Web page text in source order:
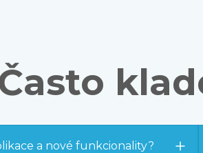
a nové funkcionality?